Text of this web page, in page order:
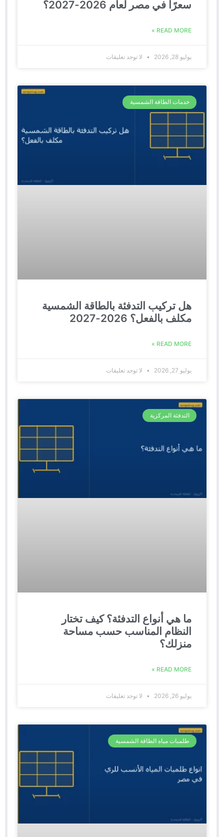
سعرًا في مصر لعام 2026-2027؟
READ MORE »
يوليو 28, 2026 لا توجد تعليقات
خدمات الطاقة الشمسية
هل تركيب التدفئة بالطاقة الشمسية
مكلف بالفعل؟ 2026-2027
READ MORE »
يوليو 27, 2026 لا توجد تعليقات
التدفئة المركزية
ما هي أنواع التدفئة؟ كيف تختار
النظام المناسب حسب مساحة
منزلك؟
READ MORE »
يوليو 26, 2026 لا توجد تعليقات
طلمبات مياه الطاقة الشمسية